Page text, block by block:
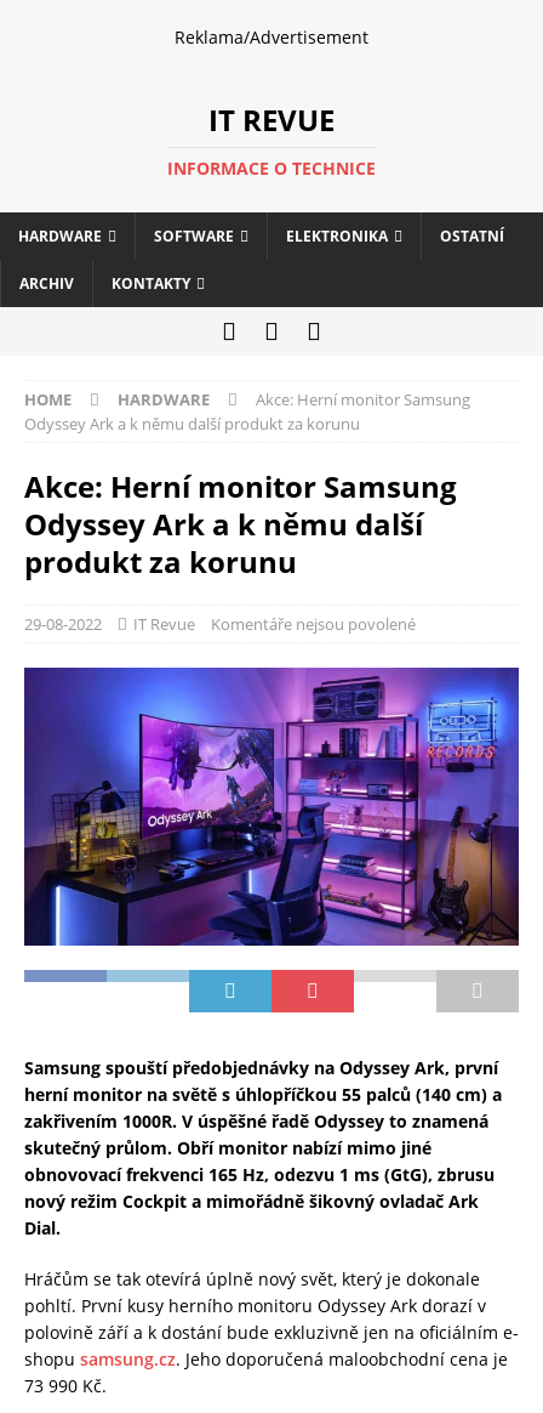
Reklama/Advertisement
IT REVUE
INFORMACE O TECHNICE
HARDWARE SOFTWARE ELEKTRONIKA OSTATNÍ
ARCHIV KONTAKTY
HOME HARDWARE
Akce: Herní monitor Samsung
Odyssey Ark a k němu další produkt za korunu
Akce: Herní monitor Samsung
Odyssey Ark a k němu další
produkt za korunu
29-08-2022 IT Revue Komentáře nejsou povolené
Samsung spouští předobjednávky na Odyssey Ark, první
herní monitor na světě s úhlopříčkou 55 palců (140 cm) a
zakřivením 1000R. V úspěšné řadě Odyssey to znamená
skutečný průlom. Obří monitor nabízí mimo jiné
obnovovací frekvenci 165 Hz, odezvu 1 ms (GtG), zbrusu
nový režim Cockpit a mimořádně šikovný ovladač Ark
Dial.
Hráčům se tak otevírá úplně nový svět, který je dokonale
pohltí. První kusy herního monitoru Odyssey Ark dorazí v
polovině září a k dostání bude exkluzivně jen na oficiálním e-
shopu samsung.cz. Jeho doporučená maloobchodní cena je
73 990 Kč.